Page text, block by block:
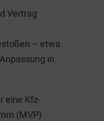
Vertrag
– etwa
in
eine Kfz-
(MVP)